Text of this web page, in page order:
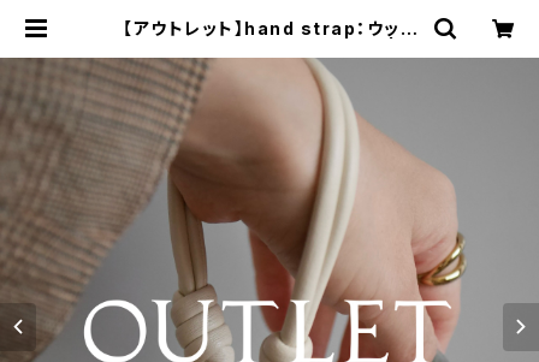
【アウトレット】hand strap：ウッド